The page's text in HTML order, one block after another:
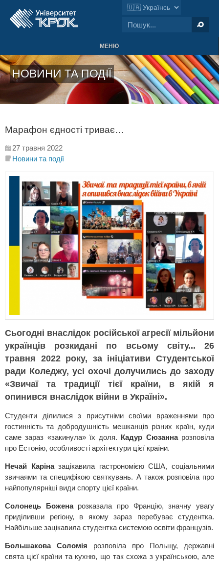
МЕНЮ
НОВИНИ ТА ПОДІЇ
Марафон єдності триває…
27 травня 2022
Новини та події
Сьогодні внаслідок російської агресії мільйони
українців розкидані по всьому світу... 26
травня 2022 року, за ініціативи Студентської
ради Коледжу, усі охочі долучились до заходу
«Звичаї та традиції тієї країни, в якій я
опинився внаслідок війни в Україні».
Студенти ділилися з присутніми своїми враженнями про
гостинність та добродушність мешканців різних країн, куди
саме зараз «закинула» їх доля. Кадур Сюзаннарозповіла
про Естонію, особливості архітектури цієї країни.
Нечай Каріназацікавила гастрономією США, соціальними
звичаями та специфікою святкувань. А також розповіла про
найпопулярніші види спорту цієї країни.
Солонець Боженарозказала про Францію, значну увагу
приділивши регіону, в якому зараз перебуває студентка.
Найбільше зацікавила студентка системою освіти французів.
Большакова Соломія розповіла про Польщу, державні
свята цієї країни та кухню, що так схожа з українською, але